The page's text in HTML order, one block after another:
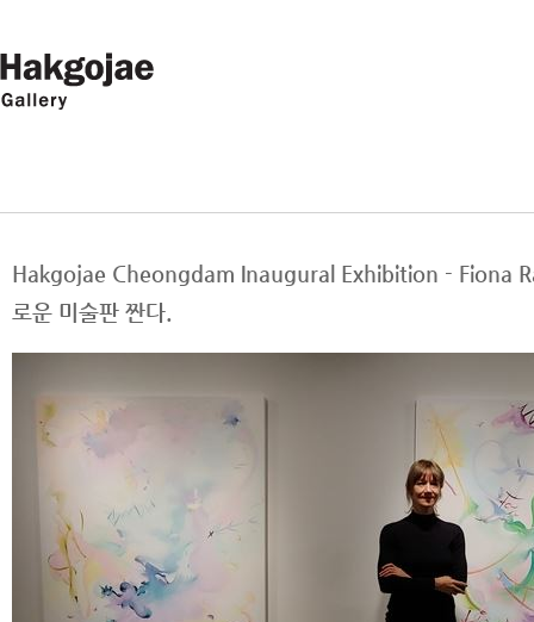
Hakgojae Cheongdam Inaugural Exhibition - Fiona
로운 미술판 짠다.